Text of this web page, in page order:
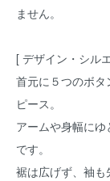
ません。
[ デザイン・シル
首元に５つのボ
ピース。
アームや身幅に
です。
裾は広げず、袖も